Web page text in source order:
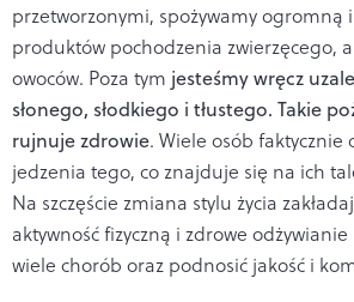
przetworzonymi, spożywamy ogromną
produktów pochodzenia zwierzęcego, a
owoców. Poza tym jesteśmy wręcz
słonego, słodkiego i tłustego. Takie
rujnuje zdrowie. Wiele osób faktycznie
jedzenia tego, co znajduje się na ich
Na szczęście zmiana stylu życia
aktywność fizyczną i zdrowe
wiele chorób oraz podnosić jakość i